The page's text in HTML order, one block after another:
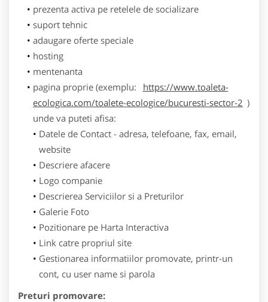
prezenta activa pe retelele de socializare
suport tehnic
adaugare oferte speciale
hosting
mentenanta
pagina proprie (exemplu:
https://www.toaleta-
ecologica.com/toalete-ecologice/bucuresti-sector-2 )
unde va puteti afisa:
Datele de Contact - adresa, telefoane, fax, email,
website
Descriere afacere
Logo companie
Descrierea Serviciilor si a Preturilor
Galerie Foto
Pozitionare pe Harta Interactiva
Link catre propriul site
Gestionarea informatiilor promovate, printr-un
cont, cu user name si parola
Preturi promovare: